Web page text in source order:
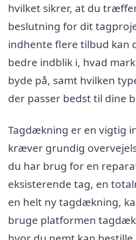
hvilket sikrer, at du
beslutning for dit
indhente flere tilbud kan
bedre indblik i, hvad
byde på, samt hvilken
der passer bedst til dine
Tagdækning er en vigtig
kræver grundig
du har brug for en
eksisterende tag, en
en helt ny tagdækning,
bruge platformen